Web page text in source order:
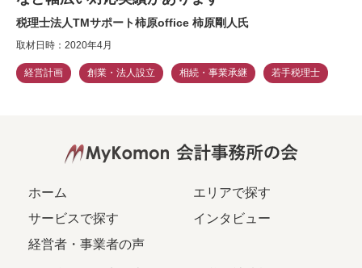
税理士法人TMサポート柿原office 柿原剛人氏
取材日時：2020年4月
経営計画 創業・法人設立 相続・事業承継 若手税理士
ホーム
エリアで探す
サービスで探す
インタビュー
経営者・事業者の声